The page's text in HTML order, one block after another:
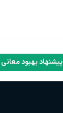
پیشنهاد بهبود معانی